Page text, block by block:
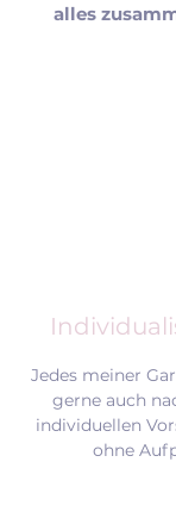
alles
Jedes meiner
gerne auch
individuellen
ohne